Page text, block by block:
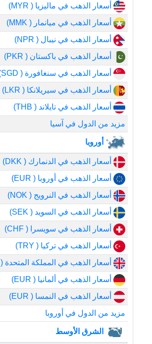
أسعار الذهب في ماليزيا ( MYR)
أسعار الذهب في ميانمار ( MMK)
أسعار الذهب في نيبال ( NPR)
أسعار الذهب في باكستان ( PKR)
أسعار الذهب في سنغافورة ( SGD)
أسعار الذهب في سيريلانكا ( LKR)
أسعار الذهب في تايلاند ( THB)
مزيد من الدول في آسيا
أوروبا
أسعار الذهب في الدنمارك ( DKK)
أسعار الذهب في أوروبا ( EUR)
أسعار الذهب في النرويج ( NOK)
أسعار الذهب في السويد ( SEK)
أسعار الذهب في سويسرا ( CHF)
أسعار الذهب في تركيا ( TRY)
أسعار الذهب في المملكة المتحدة ( GBP)
أسعار الذهب في ألمانيا ( EUR)
أسعار الذهب في النمسا ( EUR)
مزيد من الدول في أوروبا
الشرق الأوسط